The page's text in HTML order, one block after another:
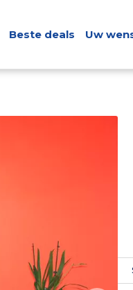
Beste deals Uw